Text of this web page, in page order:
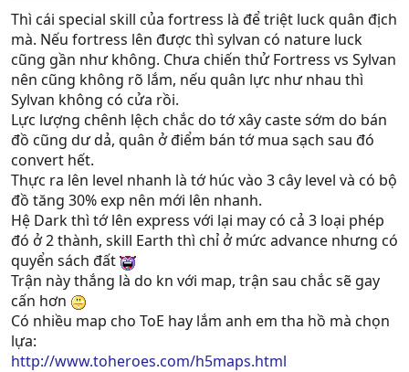
t
e
r
Thì cái special skill của fortress là để triệt luck quân địch
mà. Nếu fortress lên được thì sylvan có nature luck
cũng gần như không. Chưa chiến thử Fortress vs Sylvan
nên cũng không rõ lắm, nếu quân lực như nhau thì
Sylvan không có cửa rồi.
Lực lượng chênh lệch chắc do tớ xây caste sớm do bán
đồ cũng dư dả, quân ở điểm bán tớ mua sạch sau đó
convert hết.
Thực ra lên level nhanh là tớ húc vào 3 cây level và có bộ
đồ tăng 30% exp nên mới lên nhanh.
Hệ Dark thì tớ lên express với lại may có cả 3 loại phép
đó ở 2 thành, skill Earth thì chỉ ở mức advance nhưng có
quyển sách đất
Trận này thắng là do kn với map, trận sau chắc sẽ gay
cấn hơn
Có nhiều map cho ToE hay lắm anh em tha hồ mà chọn
lựa:
http://www.toheroes.com/h5maps.html